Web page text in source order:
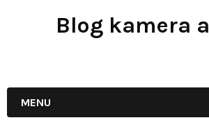
Blog kamera
MENU